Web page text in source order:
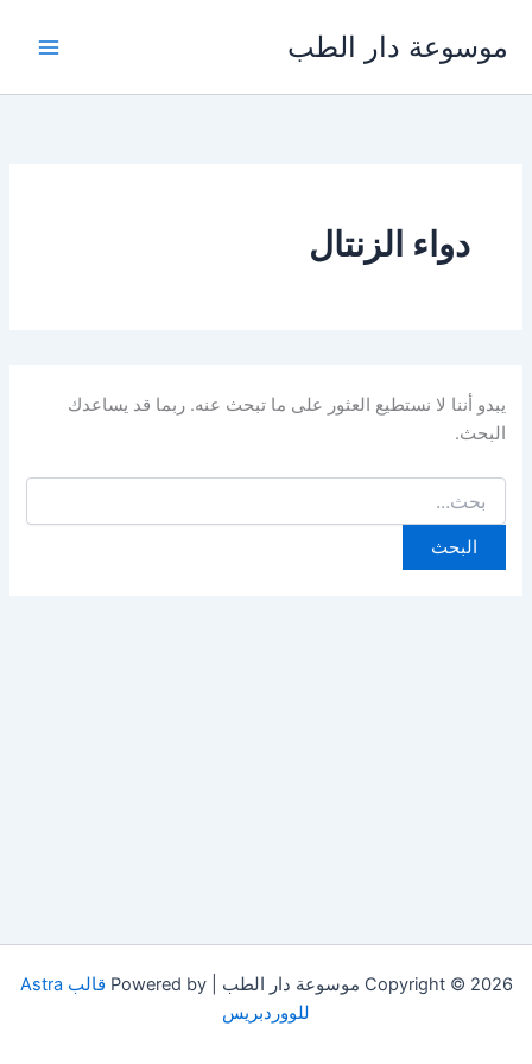
المحتوى
موسوعة دار الطب
دواء الزنتال
يبدو أننا لا نستطيع العثور على ما تبحث عنه. ربما قد يساعدك
البحث.
عن:
Copyright © 2026 موسوعة دار الطب | Powered by
قالب Astra
للووردبريس